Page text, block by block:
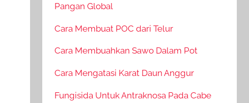
Pangan Global
Cara Membuat POC dari Telur
Cara Membuahkan Sawo Dalam Pot
Cara Mengatasi Karat Daun Anggur
Fungisida Untuk Antraknosa Pada Cabe